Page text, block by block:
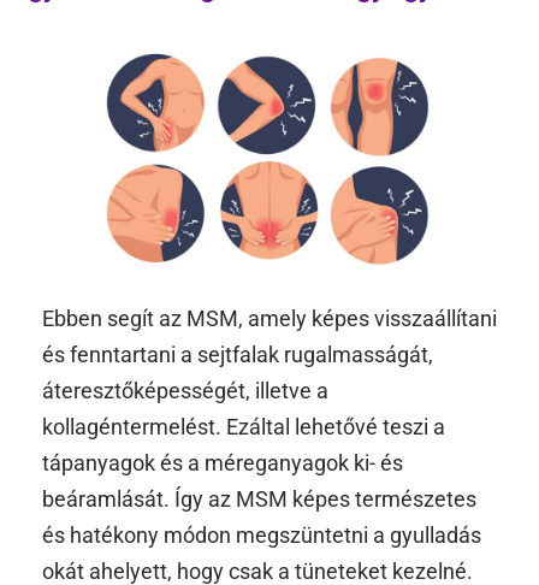
Ebben segít az MSM, amely képes visszaállítani
és fenntartani a sejtfalak rugalmasságát,
áteresztőképességét, illetve a
kollagéntermelést. Ezáltal lehetővé teszi a
tápanyagok és a méreganyagok ki- és
beáramlását. Így az MSM képes természetes
és hatékony módon megszüntetni a gyulladás
okát ahelyett, hogy csak a tüneteket kezelné.